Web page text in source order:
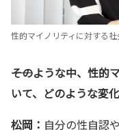
性的マイノリティに対する
――そのような中、 性的
いて、どのような変
松岡： 自分の性自認